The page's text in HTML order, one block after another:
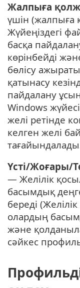
Жалпыға
үшін (жалпыға
Жүйеңіздегі
басқа
көрінбейді
бөлісу
қатынасу
пайдалану
Windows
желі ретінде
келген желі
Үсті/Жоғары/
— Желілік
басымдық
береді
олардың
және
сәйкес